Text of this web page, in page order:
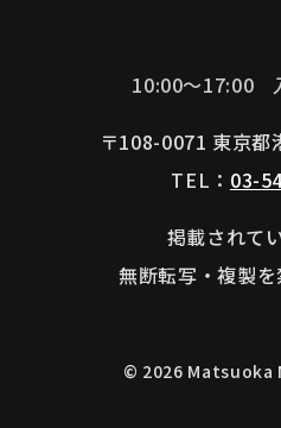
10:00～17:00
〒108-0071 東京
TEL： 03-
掲載されて
無断転写・複製を
© 2026 Matsuoka